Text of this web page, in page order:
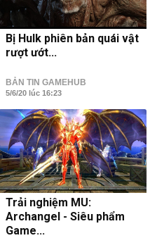
Bị Hulk phiên bản quái vật
rượt ướt...
BẢN TIN GAMEHUB
5/6/20 lúc 16:23
Trải nghiệm MU:
Archangel - Siêu phẩm
Game...